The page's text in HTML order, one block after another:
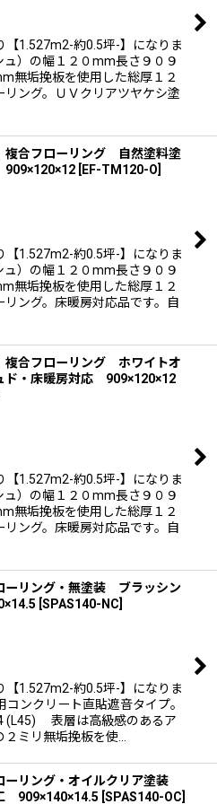
【1.527m2-約0.5坪-】になりま
ュ）の幅１２０mm長さ９０９
無垢挽板を使用した総厚１２
リング。ＵＶクリアツヤケシ塗
複合フローリング 自然塗料塗
EF-TM120-O
【1.527m2-約0.5坪-】になりま
ュ）の幅１２０mm長さ９０９
無垢挽板を使用した総厚１２
リング。床暖房対応品です。自
複合フローリング ホワイトオ
ド・床暖房対応 909×120×12
【1.527m2-約0.5坪-】になりま
ュ）の幅１２０mm長さ９０９
無垢挽板を使用した総厚１２
リング。床暖房対応品です。自
ーリング・無塗装 ブラッシン
SPAS140-NC
【1.527m2-約0.5坪-】になりま
コンクリート直貼遮音タイプ。
(L45) 表層は高級感のあるア
ミリ無垢挽板を使…
ーリング・オイルクリア塗装
909×140×14.5 SPAS140-OC